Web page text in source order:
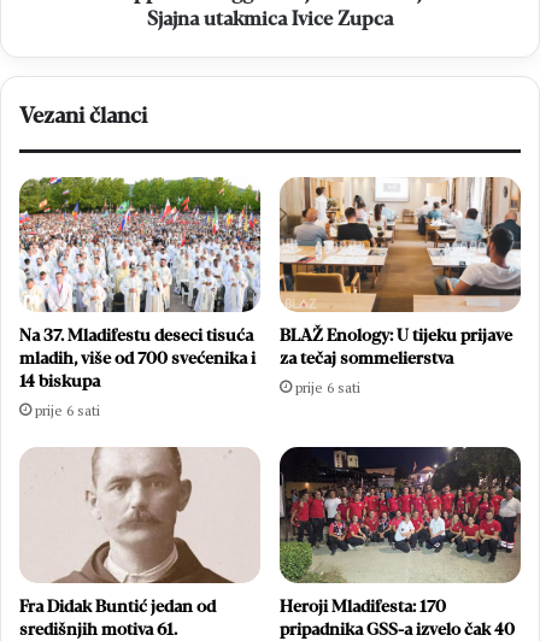
Sjajna utakmica Ivice Zupca
Vezani članci
Na 37. Mladifestu deseci tisuća
mladih, više od 700 svećenika i
14 biskupa
prije 6 sati
BLAŽ Enology: U tijeku prijave
za tečaj sommelierstva
prije 6 sati
Fra Didak Buntić jedan od
središnjih motiva 61.
Heroji Mladifesta: 170
pripadnika GSS-a izvelo čak 40